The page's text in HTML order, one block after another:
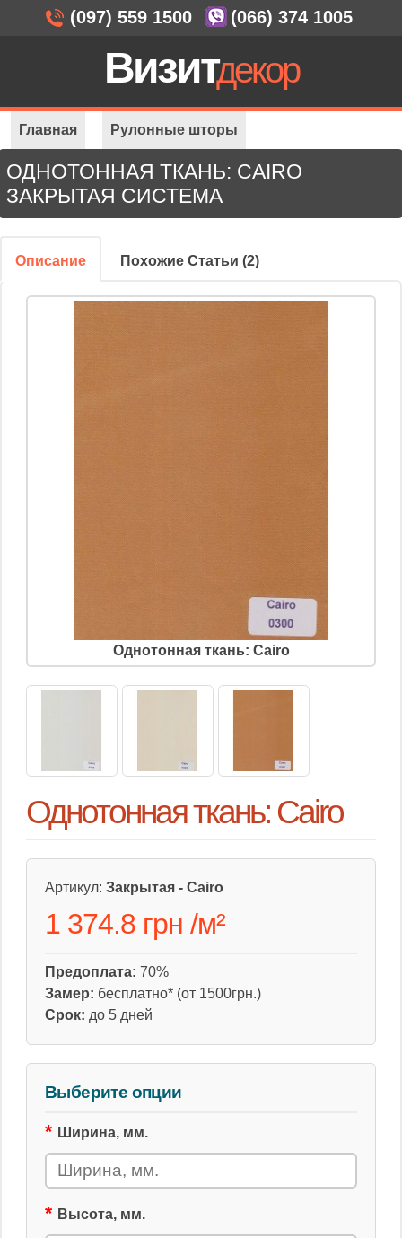
ОДНОТОННАЯ ТКАНЬ: CAIRO
ЗАКРЫТАЯ СИСТЕМА
Описание Похожие Статьи (2)
Однотонная ткань: Cairo
Однотонная ткань: Cairo
Артикул: Закрытая - Cairo
1 374.8 грн /м²
Предоплата: 70%
Замер: бесплатно* (от 1500грн.)
Срок: до 5 дней
Выберите опции
Ширина, мм.
Высота, мм.
Главная Рулонные шторы
Закрытая система Однотонная ткань: Cairo
(097) 559 1500 (066) 374 1005
Визитдекор